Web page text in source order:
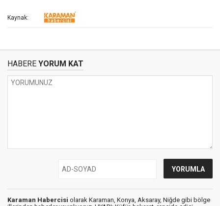
Kaynak:
HABERE YORUM KAT
Karaman Habercisi olarak Karaman, Konya, Aksaray, Niğde gibi bölge